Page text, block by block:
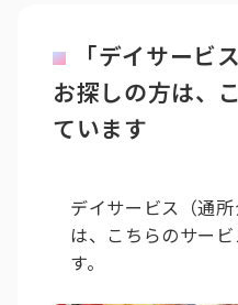
「デイサービ
お探しの方は、
ています
デイサービス（通
は、こちらのサー
す。